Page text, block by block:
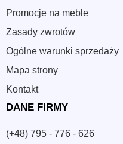
Promocje na meble
Zasady zwrotów
Ogólne warunki sprzedaży
Mapa strony
Kontakt
DANE FIRMY
(+48) 795 - 776 - 626